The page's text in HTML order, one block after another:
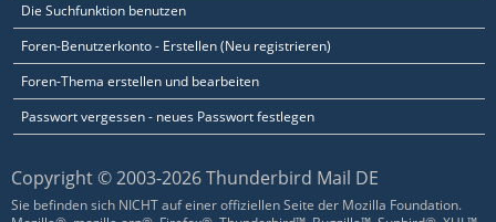
Die Suchfunktion benutzen
Foren-Benutzerkonto - Erstellen (Neu registrieren)
Foren-Thema erstellen und bearbeiten
Passwort vergessen - neues Passwort festlegen
Copyright © 2003-2026 Thunderbird Mail DE
Sie befinden sich NICHT auf einer offiziellen Seite der Mozilla Foundation.